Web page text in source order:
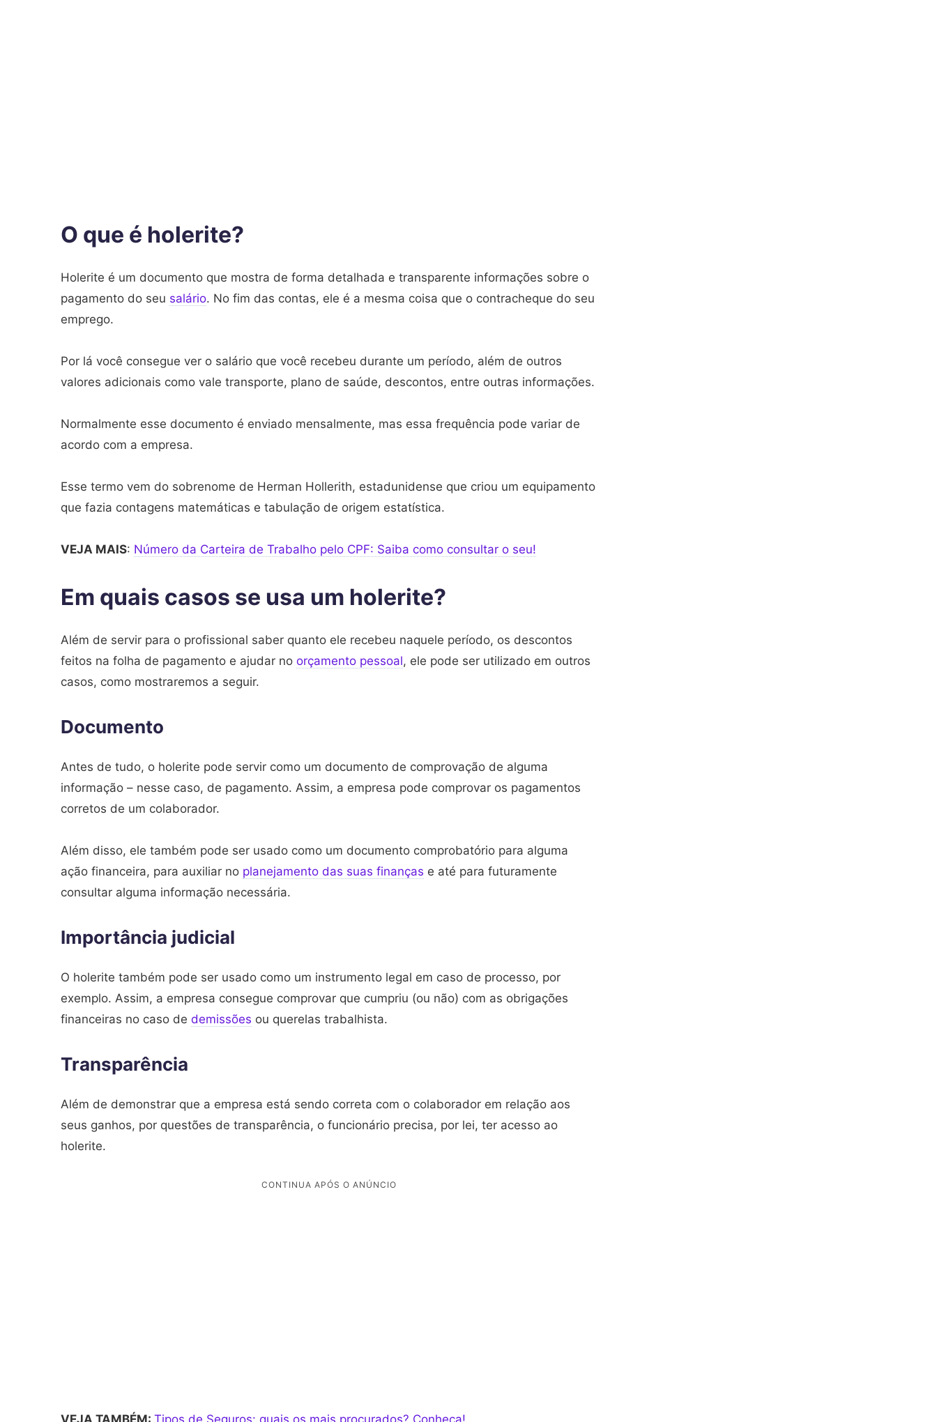
O que é holerite?
Holerite é um documento que mostra de forma detalhada e transparente informações sobre o
pagamento do seu salário. No fim das contas, ele é a mesma coisa que o contracheque do seu
emprego.
Por lá você consegue ver o salário que você recebeu durante um período, além de outros
valores adicionais como vale transporte, plano de saúde, descontos, entre outras informações.
Normalmente esse documento é enviado mensalmente, mas essa frequência pode variar de
acordo com a empresa.
Esse termo vem do sobrenome de Herman Hollerith, estadunidense que criou um equipamento
que fazia contagens matemáticas e tabulação de origem estatística.
VEJA MAIS: Número da Carteira de Trabalho pelo CPF: Saiba como consultar o seu!
Em quais casos se usa um holerite?
Além de servir para o profissional saber quanto ele recebeu naquele período, os descontos
feitos na folha de pagamento e ajudar no orçamento pessoal, ele pode ser utilizado em outros
casos, como mostraremos a seguir.
Documento
Antes de tudo, o holerite pode servir como um documento de comprovação de alguma
informação – nesse caso, de pagamento. Assim, a empresa pode comprovar os pagamentos
corretos de um colaborador.
Além disso, ele também pode ser usado como um documento comprobatório para alguma
ação financeira, para auxiliar no planejamento das suas finanças e até para futuramente
consultar alguma informação necessária.
Importância judicial
O holerite também pode ser usado como um instrumento legal em caso de processo, por
exemplo. Assim, a empresa consegue comprovar que cumpriu (ou não) com as obrigações
financeiras no caso de demissões ou querelas trabalhista.
Transparência
Além de demonstrar que a empresa está sendo correta com o colaborador em relação aos
seus ganhos, por questões de transparência, o funcionário precisa, por lei, ter acesso ao
holerite.
VEJA TAMBÉM: Tipos de Seguros: quais os mais procurados? Conheça!